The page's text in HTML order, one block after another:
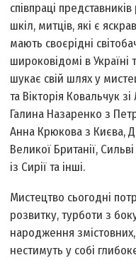
співпраці
шкіл, митців, які є
мають своєрідні
широковідомі в Україні
шукає свій шлях у
та Вікторія Ковальчук
Галина Назаренко з
Анна Крюкова з Києва,
Великої Британії,
із Сирії та інші.
Мистецтво сьогодні
розвитку, турботи з
народження
нестимуть у собі